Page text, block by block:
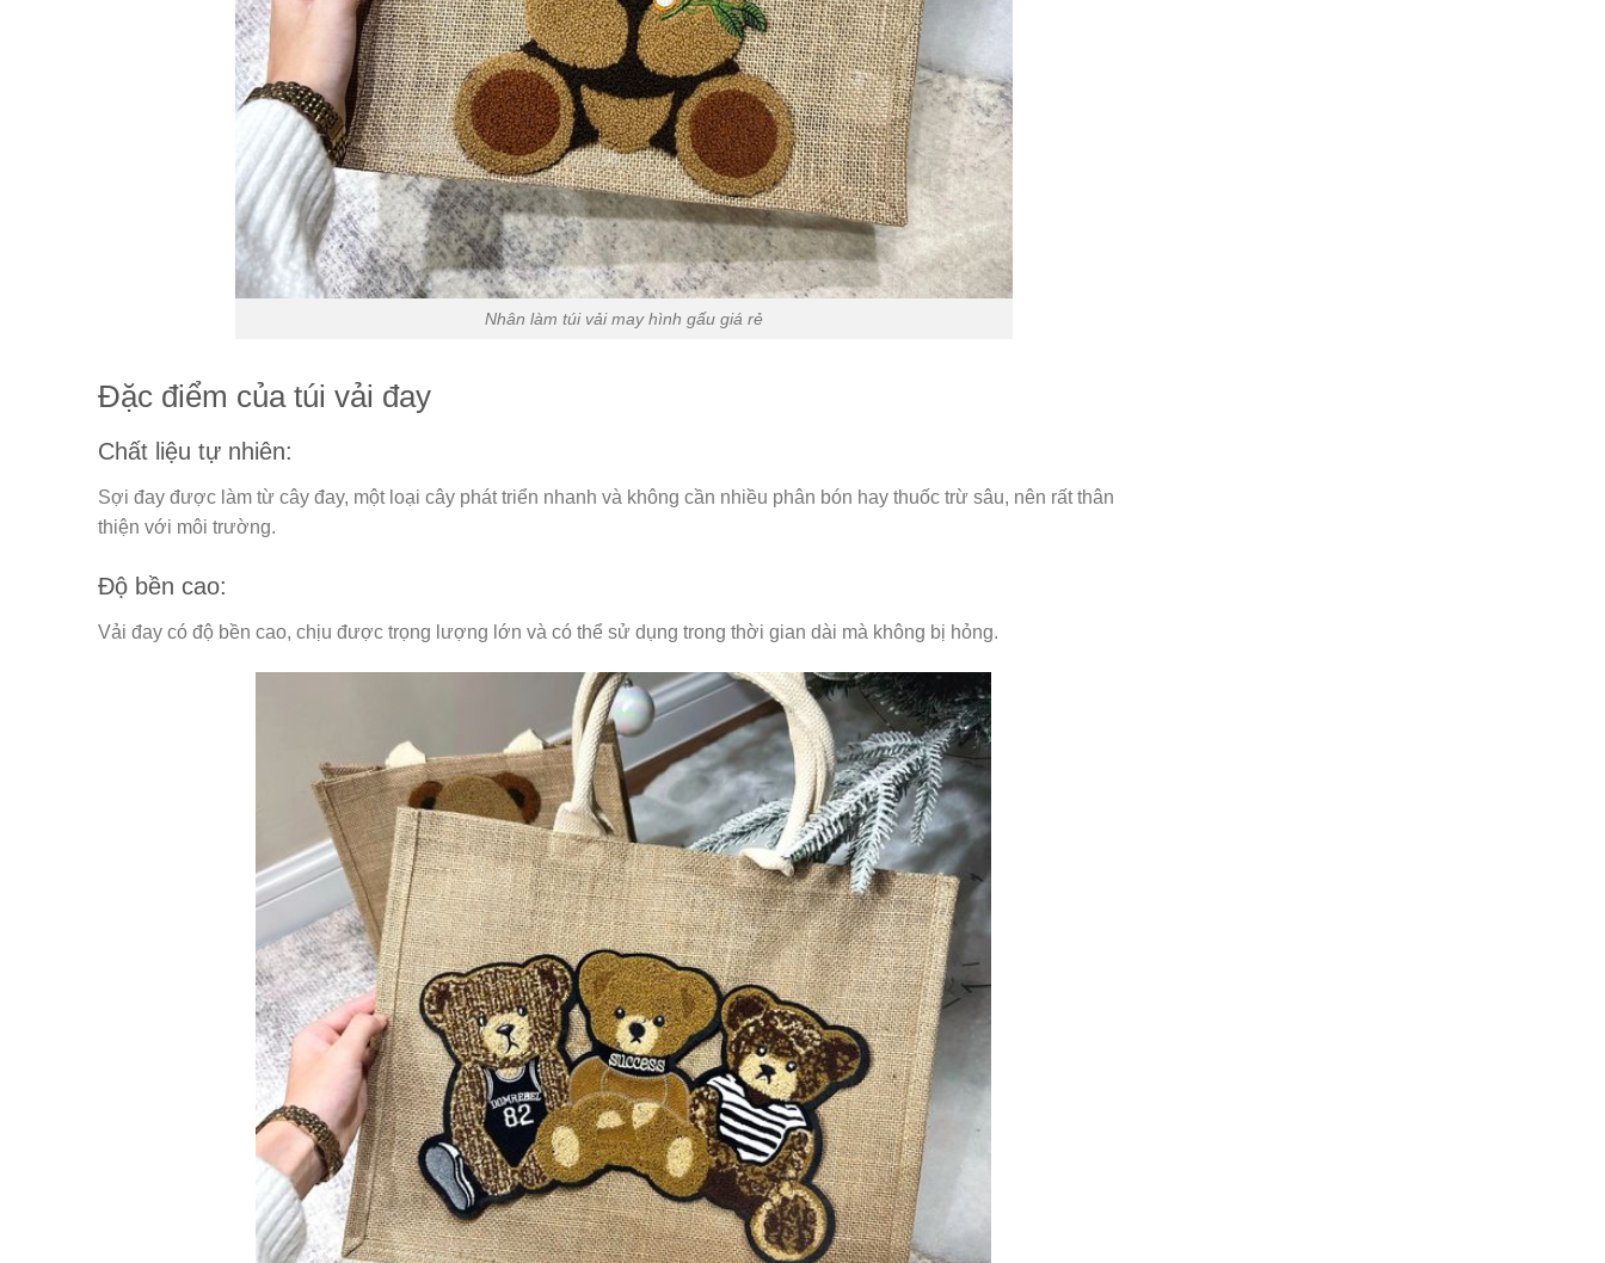
Nhân làm túi vải may hình gấu giá rẻ
Đặc điểm của túi vải đay
Chất liệu tự nhiên:
Sợi đay được làm từ cây đay, một loại cây phát triển nhanh và không cần nhiều phân bón hay thuốc trừ sâu, nên rất thân
thiện với môi trường.
Độ bền cao:
Vải đay có độ bền cao, chịu được trọng lượng lớn và có thể sử dụng trong thời gian dài mà không bị hỏng.